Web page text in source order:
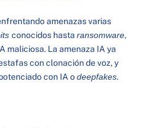
amenazas varias
conocidos hasta ransomware,
maliciosa. La amenaza IA ya
con clonación de voz, y
con IA odeepfakes.